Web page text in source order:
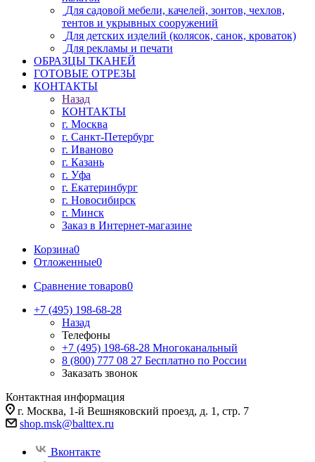
Для садовой мебели, качелей, зонтов, чехлов,
тентов и укрывных сооружений
Для детских изделий (колясок, санок, кроваток)
Для рекламы и печати
ОБРАЗЦЫ ТКАНЕЙ
ГОТОВЫЕ ОТРЕЗЫ
КОНТАКТЫ
Назад
КОНТАКТЫ
г. Москва
г. Санкт-Петербург
г. Иваново
г. Казань
г. Уфа
г. Екатеринбург
г. Новосибирск
г. Минск
Заказ в Интернет-магазине
Корзина0
Отложенные0
Сравнение товаров0
+7 (495) 198-68-28
Назад
Телефоны
+7 (495) 198-68-28 Многоканальный
8 (800) 777 08 27 Бесплатно по России
Заказать звонок
Контактная информация
г. Москва, 1-й Вешняковский проезд, д. 1, стр. 7
shop.msk@balttex.ru
Вконтакте